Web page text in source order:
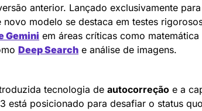
anterior. Lançado exclusivamente
Gemini em áreas críticas como
Deep Search e análise de imagens.
tecnologia de autocorreção e a
está posicionado para desafiar o status